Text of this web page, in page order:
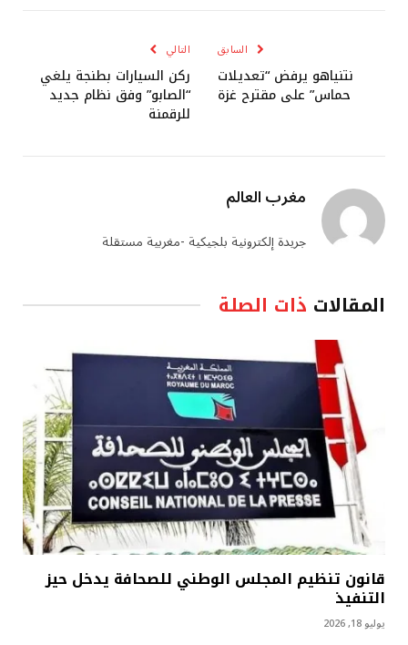
السابق
نتنياهو يرفض “تعديلات
حماس” على مقترح غزة
التالي
ركن السيارات بطنجة يلغي
“الصابو” وفق نظام جديد
للرقمنة
مغرب العالم
جريدة إلكترونية بلجيكية -مغربية مستقلة
المقالات ذات الصلة
قانون تنظيم المجلس الوطني للصحافة يدخل حيز
التنفيذ
يوليو 18, 2026